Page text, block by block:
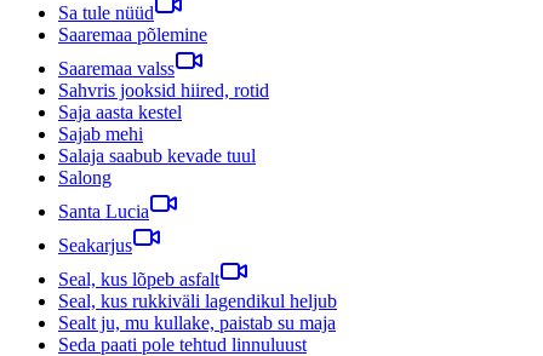
Sa tule nüüd
Saaremaa põlemine
Saaremaa valss
Sahvris jooksid hiired, rotid
Saja aasta kestel
Sajab mehi
Salaja saabub kevade tuul
Salong
Santa Lucia
Seakarjus
Seal, kus lõpeb asfalt
Seal, kus rukkiväli lagendikul heljub
Sealt ju, mu kullake, paistab su maja
Seda paati pole tehtud linnuluust